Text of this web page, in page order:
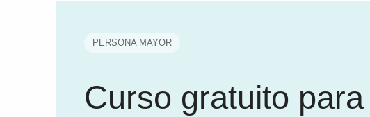
PERSONA MAYOR
Curso gratuito para